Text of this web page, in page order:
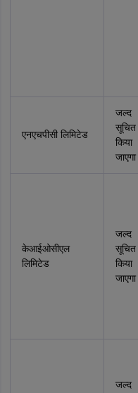
एनएचपीसी लिमिटेड
जल्द
सूचित
किया
जाएगा
केआईओसीएल
लिमिटेड
जल्द
सूचित
किया
जाएगा
जल्द